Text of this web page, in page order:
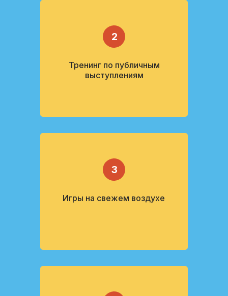
Тренинг по публичным
выступлениям
Игры на свежем воздухе
2
3